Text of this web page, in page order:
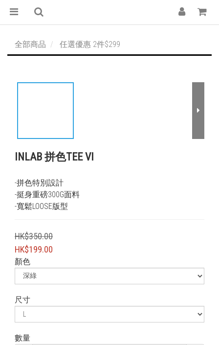
全部商品 任選優惠 2件$299
INLAB 拼色TEE VI
-拼色特別設計
-挺身重磅300G面料
-寬鬆LOOSE版型
HK$350.00
HK$199.00
顏色
尺寸
數量